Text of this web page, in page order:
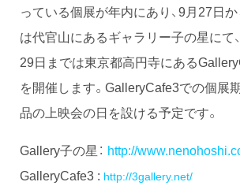
っている個展が年内にあり、9月27日
は代官山にあるギャラリー子の星にて
29日までは東京都高円寺にある
を開催します。GalleryCafe3での個展
品の上映会の日を設ける予定です。
Gallery子の星： http://
GalleryCafe3 : http://3gallery.net/